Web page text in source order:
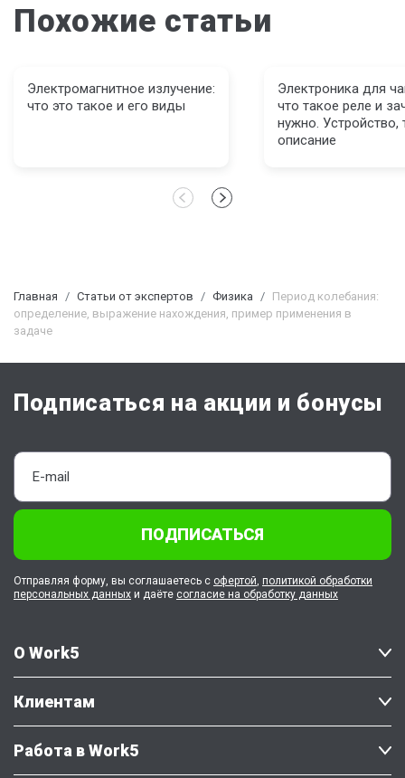
Похожие статьи
Электромагнитное излучение:
что это такое и его виды
Электроника для
что такое реле и
нужно. Устройство,
описание
Главная Статьи от экспертов Физика
Период колебания:
определение, выражение нахождения, пример применения в
задаче
О Work5
Клиентам
Работа в Work5
Подписаться на акции и бонусы
ПОДПИСАТЬСЯ
Отправляя форму, вы соглашаетесь с офертой, политикой обработки
персональных данных и даёте согласие на обработку данных